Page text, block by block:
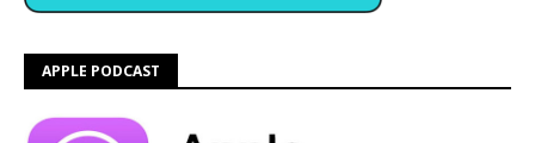
APPLE PODCAST